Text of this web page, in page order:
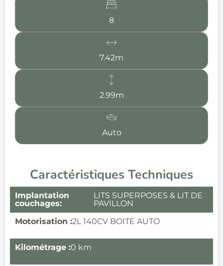
8
7.42m
2.99m
Auto
Caractéristiques Techniques
Implantation
couchages:
LITS SUPERPOSES & LIT DE
PAVILLON
Motorisation :2L 140CV BOITE AUTO
Kilométrage :0 km